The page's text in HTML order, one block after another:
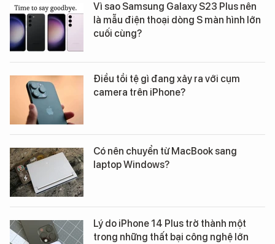
Vì sao Samsung Galaxy S23 Plus nên
là mẫu điện thoại dòng S màn hình lớn
cuối cùng?
Điều tồi tệ gì đang xảy ra với cụm
camera trên iPhone?
Có nên chuyển từ MacBook sang
laptop Windows?
Lý do iPhone 14 Plus trở thành một
trong những thất bại công nghệ lớn